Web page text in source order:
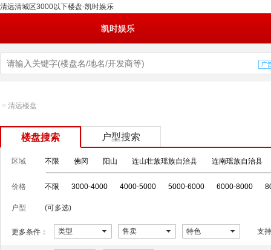
清远清城区3000以下楼盘-凯时娱乐
凯时娱乐
> 清远楼盘
楼盘搜索 户型搜索
区域 不限 佛冈 阳山 连山壮族瑶族自治县 连南瑶族自治县
价格 不限 3000-4000 4000-5000 5000-6000 6000-8000
户型 (可多选)
更多条件： 类型 售卖 特色 支